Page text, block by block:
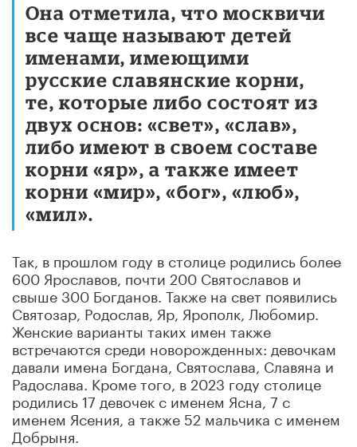
Она отметила, что москвичи
все чаще называют детей
именами, имеющими
русские славянские корни,
те, которые либо состоят из
двух основ: «свет», «слав»,
либо имеют в своем составе
корни «яр», а также имеет
корни «мир», «бог», «люб»,
«мил».
Так, в прошлом году в столице родились более
600 Ярославов, почти 200 Святославов и
свыше 300 Богданов. Также на свет появились
Святозар, Родослав, Яр, Ярополк, Любомир.
Женские варианты таких имен также
встречаются среди новорожденных: девочкам
давали имена Богдана, Святослава, Славяна и
Радослава. Кроме того, в 2023 году столице
родились 17 девочек с именем Ясна, 7 с
именем Ясения, а также 52 мальчика с именем
Добрыня.